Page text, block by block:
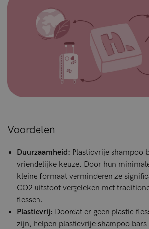
Voordelen
Duurzaamheid: Plasticvrije shampoo
vriendelijke keuze. Door hun
kleine formaat verminderen ze
CO2 uitstoot vergeleken met
flessen.
Plasticvrij: Doordat er geen plastic
zijn, helpen plasticvrije shampoo bars